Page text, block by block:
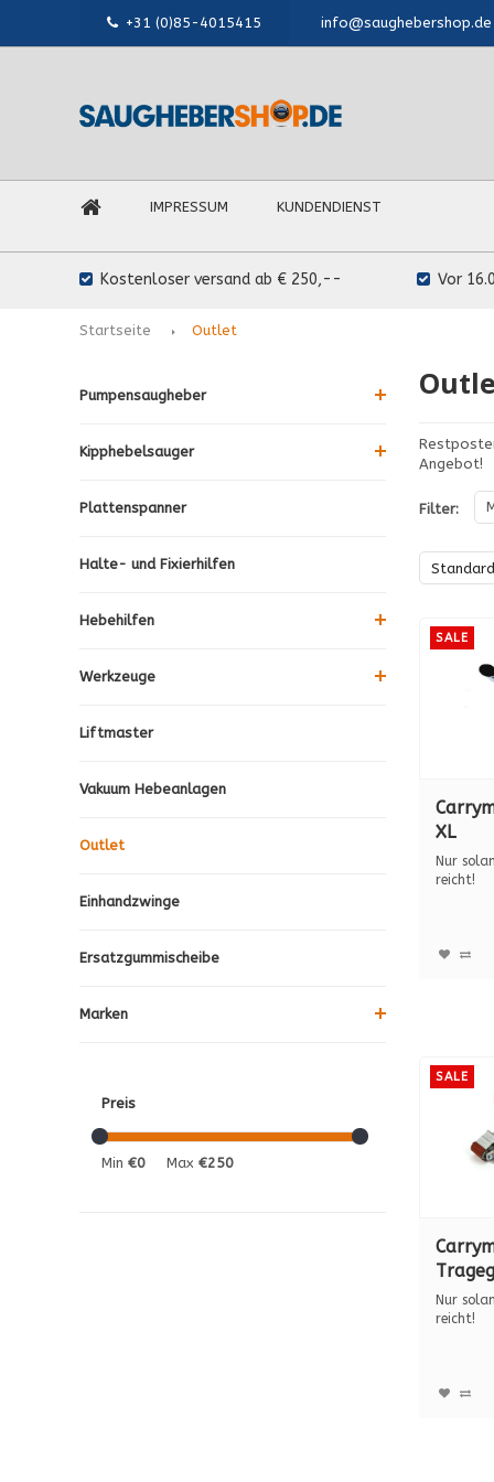
+31 (0)85-4015415 info@saughebershop.de
IMPRESSUM KUNDENDIENST
Kostenloser versand ab € 250,-- Vor
Startseite Outlet
Pumpensaugheber
Kipphebelsauger
Plattenspanner
Halte- und Fixierhilfen
Hebehilfen
Werkzeuge
Liftmaster
Vakuum Hebeanlagen
Outlet
Einhandzwinge
Ersatzgummischeibe
Marken
Preis
Min €0 Max €250
Angebot!
Filter:
Standard
SALE
XL
Nur
reicht!
Der
SALE
mm
Nur
reicht!